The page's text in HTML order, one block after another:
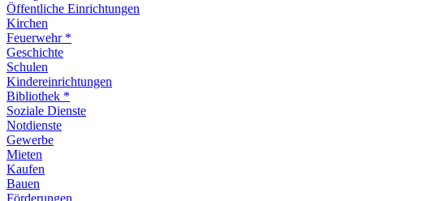
Öffentliche Einrichtungen
Kirchen
Feuerwehr *
Geschichte
Schulen
Kindereinrichtungen
Bibliothek *
Soziale Dienste
Notdienste
Gewerbe
Mieten
Kaufen
Bauen
Förderungen